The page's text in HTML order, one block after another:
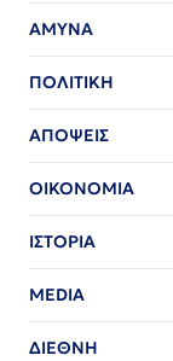
ΑΜΥΝΑ
ΠΟΛΙΤΙΚΗ
ΑΠΟΨΕΙΣ
ΟΙΚΟΝΟΜΙΑ
ΙΣΤΟΡΙΑ
MEDIA
ΔΙΕΘΝΗ